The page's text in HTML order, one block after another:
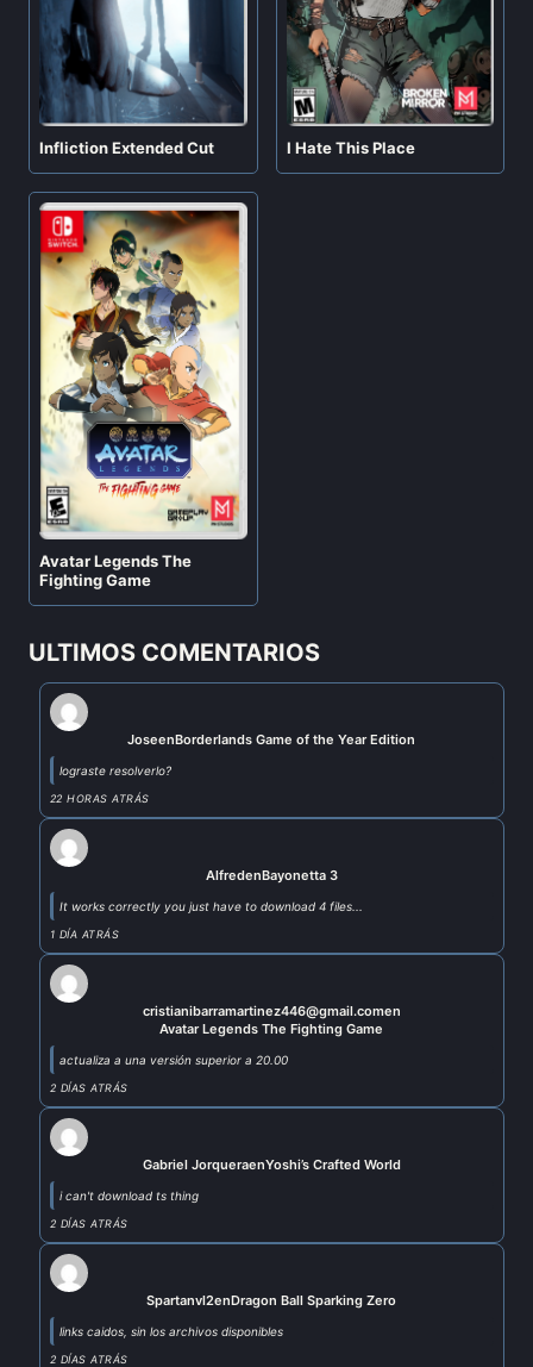
Infliction Extended Cut I Hate This Place
Avatar Legends The
Fighting Game
ULTIMOS COMENTARIOS
JoseenBorderlands Game of the Year Edition
lograste resolverlo?
22 HORAS ATRÁS
AlfredenBayonetta 3
It works correctly you just have to download 4 files...
1 DÍA ATRÁS
cristianibarramartinez446@gmail.comen
Avatar Legends The Fighting Game
actualiza a una versión superior a 20.00
2 DÍAS ATRÁS
Gabriel JorqueraenYoshi’s Crafted World
i can't download ts thing
2 DÍAS ATRÁS
Spartanvl2enDragon Ball Sparking Zero
links caidos, sin los archivos disponibles
2 DÍAS ATRÁS